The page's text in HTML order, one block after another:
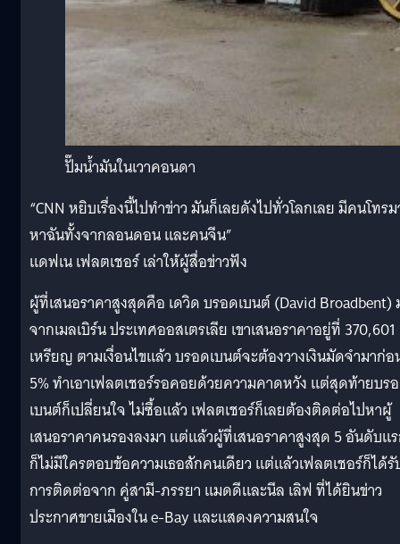
ปั๊มน้ำมันในเวาคอนดา
“CNN หยิบเรื่องนี้ไปทำข่าว มันก็เลยดังไปทั่วโลกเลย มีคนโทร
หาฉันทั้งจากลอนดอน และคนจีน”
แดฟเน เฟลตเชอร์ เล่าให้ผู้สื่อข่าวฟัง
ผู้ที่เสนอราคาสูงสุดคือ เดวิด บรอดเบนต์ (David Broadbent)
จากเมลเบิร์น ประเทศออสเตรเลีย เขาเสนอราคาอยู่ที่ 370,601
เหรียญ ตามเงื่อนไขแล้ว บรอดเบนต์จะต้องวางเงินมัดจำมาก่
5% ทำเอาเฟลตเชอร์รอคอยด้วยความคาดหวัง แต่สุดท้ายบร
เบนต์ก็เปลี่ยนใจ ไม่ซื้อแล้ว เฟลตเชอร์ก็เลยต้องติดต่อไปหาผู้
เสนอราคาคนรองลงมา แต่แล้วผู้ที่เสนอราคาสูงสุด 5 อันดับแ
ก็ไม่มีใครตอบข้อความเธอสักคนเดียว แต่แล้วเฟลตเชอร์ก็ได้รั
การติดต่อจาก คู่สามี-ภรรยา แมดดีและนีล เลิฟ ที่ได้ยินข่าว
ประกาศขายเมืองใน e-Bay และแสดงความสนใจ